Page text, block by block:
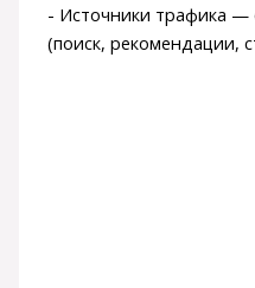
- Источники трафика —
(поиск, рекомендации,